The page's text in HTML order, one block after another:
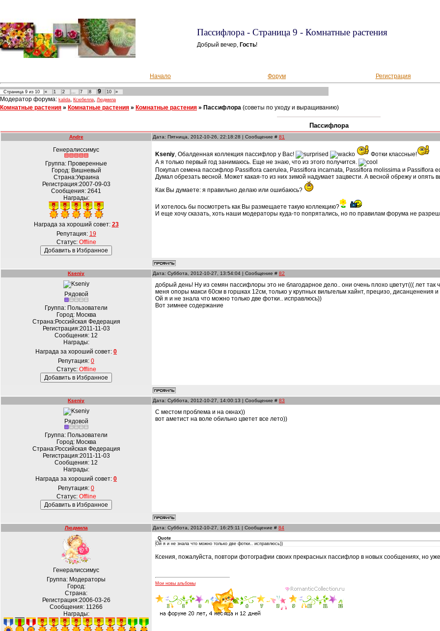
Пассифлора - Страница 9 - Комнатные растения
Добрый вечер, Гость!
Начало
Форум Регистрация
Страница 9 из 10 « 1 2 … 7 8 9 10 »
Модератор форума: kalida, Ксюбелла, Людмила
Комнатные растения » Комнатные растения » Комнатные растения » Пассифлора (советы по уходу и выращиванию)
Пассифлора
Andre Дата: Пятница, 2012-10-26, 22:18:28 | Сообщение # 81
Генералиссимус
Группа: Проверенные
Город: Вишневый
Страна:Украина
Регистрация:2007-09-03
Сообщения: 2641
Награды:
Награда за хороший совет: 23
Репутация: 19
Статус: Offline
Kseniy, Обалденная коллекция пассифлор у Вас!
Фотки классные!
А я только первый год занимаюсь. Еще не знаю, что из этого получится.
Покупал семена пассифлор Passiflora caerulea, Passiflora incarnata, Passiflora molissima и Passiflora
Думал обрезать весной. Может какая-то из них зимой надумает зацвести. А весной обрежу и опять
Как Вы думаете: я правильно делаю или ошибаюсь?
И хотелось бы посмотреть как Вы размещаете такую коллекцию?
И еще хочу сказать, хоть наши модераторы куда-то попрятались, но по правилам форума не
Kseniy Дата: Суббота, 2012-10-27, 13:54:04 | Сообщение # 82
Рядовой
Группа: Пользователи
Город: Москва
Страна:Российская Федерация
Регистрация:2011-11-03
Сообщения: 12
Награды:
Награда за хороший совет: 0
Репутация: 0
Статус: Offline
добрый день! Ну из семян пассифлоры это не благодарное дело.. они очень плохо цветут((( лет
меня опоры макси 60см в горшках 12см, только у крупных вильгельм хайнт, прецизо,
Ой я и не знала что можно только две фотки.. исправлюсь))
Вот зимнее содержание
Kseniy Дата: Суббота, 2012-10-27, 14:00:13 | Сообщение # 83
Рядовой
Группа: Пользователи
Город: Москва
Страна:Российская Федерация
Регистрация:2011-11-03
Сообщения: 12
Награды:
Награда за хороший совет: 0
Репутация: 0
Статус: Offline
С местом проблема и на окнах))
вот аметист на воле обильно цветет все лето))
Людмила Дата: Суббота, 2012-10-27, 16:25:11 | Сообщение # 84
Генералиссимус
Группа: Модераторы
Город:
Страна:
Регистрация:2006-03-26
Сообщения: 11266
Награды:
Quote
Ой я и не знала что можно только две фотки.. исправлюсь))
Ксения, пожалуйста, повтори фотографии своих прекрасных пассифлор в новых сообщениях, но
Мои новы альбомы